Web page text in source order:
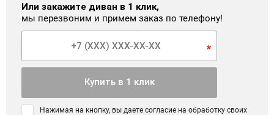
Или закажите диван в 1 клик,
мы перезвоним и примем заказ по телефону!
*
Купить в 1 клик
Нажимая на кнопку, вы даете согласие на обработку своих